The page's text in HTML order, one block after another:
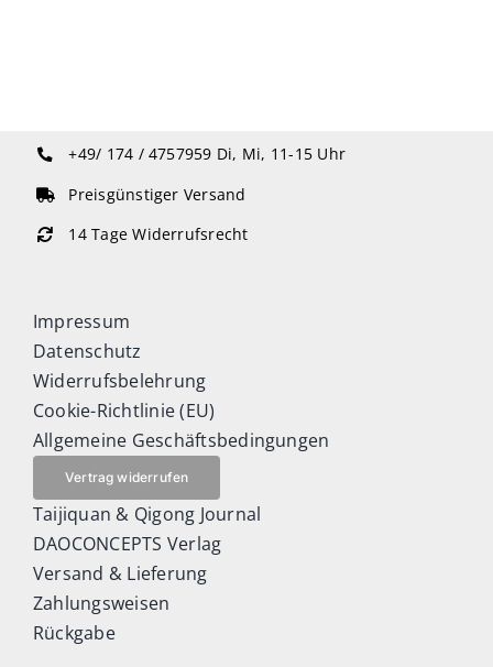
+49/ 174 / 4757959 Di, Mi, 11-15 Uhr
Preisgünstiger Versand
14 Tage Widerrufsrecht
Impressum
Datenschutz
Widerrufsbelehrung
Cookie-Richtlinie (EU)
Allgemeine Geschäftsbedingungen
Vertrag widerrufen
Taijiquan & Qigong Journal
DAOCONCEPTS Verlag
Versand & Lieferung
Zahlungsweisen
Rückgabe